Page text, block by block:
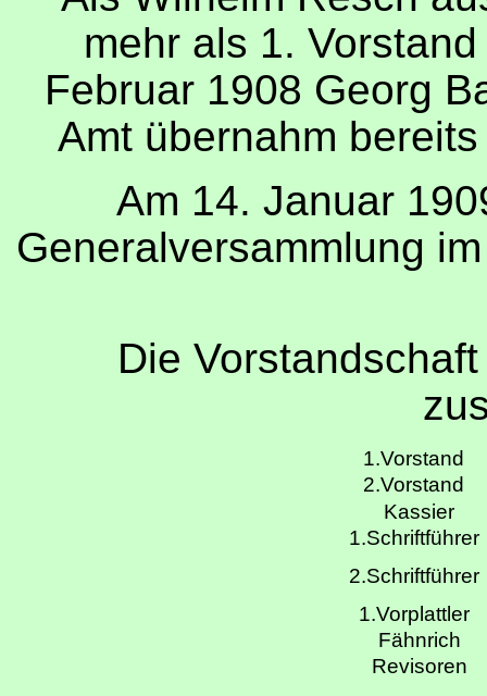
mehr als 1.
Februar 1908 Georg
Amt übernahm
Am 14. Januar
Generalversammlung
Die
1.Vorstand
2.Vorstand
Kassier
1.Vorplattler
Fähnrich
Revisoren